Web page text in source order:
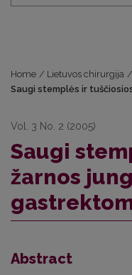
Home / Lietuvos chirurgija /
Saugi stemplės ir
Vol. 3 No. 2 (2005)
Saugi
žarnos
Abstract